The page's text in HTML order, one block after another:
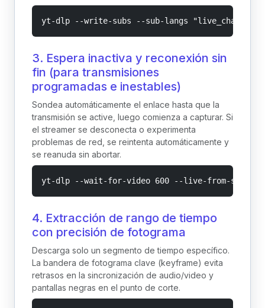
yt-dlp --write-subs --sub-langs "live_chat" --
3. Espera inactiva y reconexión sin
fin (para transmisiones
programadas e inestables)
Sondea automáticamente el enlace hasta que la
transmisión se active, luego comienza a capturar. Si
el streamer se desconecta o experimenta
problemas de red, se reintenta automáticamente y
se reanuda sin abortar.
yt-dlp --wait-for-video 600 --live-from-start --
4. Extracción de rango de tiempo
con precisión de fotograma
Descarga solo un segmento de tiempo específico.
La bandera de fotograma clave (keyframe) evita
retrasos en la sincronización de audio/video y
pantallas negras en el punto de corte.